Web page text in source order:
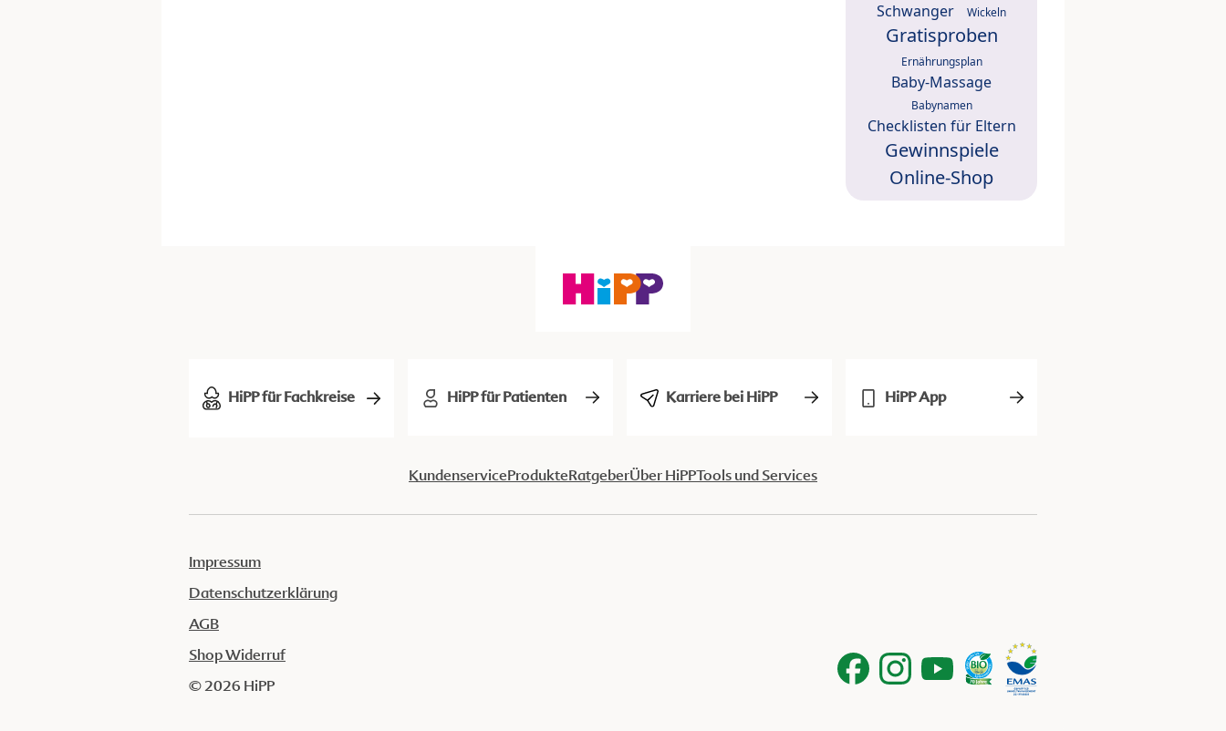
Schwanger Wickeln
Gratisproben
Ernährungsplan
Baby-Massage
Babynamen
Checklisten für Eltern
Gewinnspiele
Online-Shop
HiPP für Fachkreise HiPP für Patienten Karriere bei HiPP HiPP App
KundenserviceProdukteRatgeberÜber HiPPTools und Services
Impressum
Datenschutzerklärung
AGB
Shop Widerruf
© 2026 HiPP